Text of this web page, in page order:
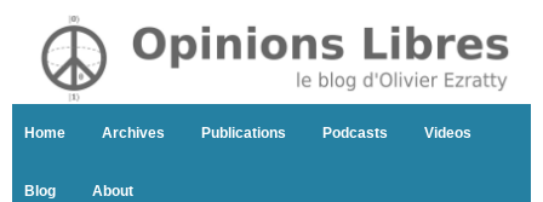
Home Archives Publications Podcasts Videos
Blog About